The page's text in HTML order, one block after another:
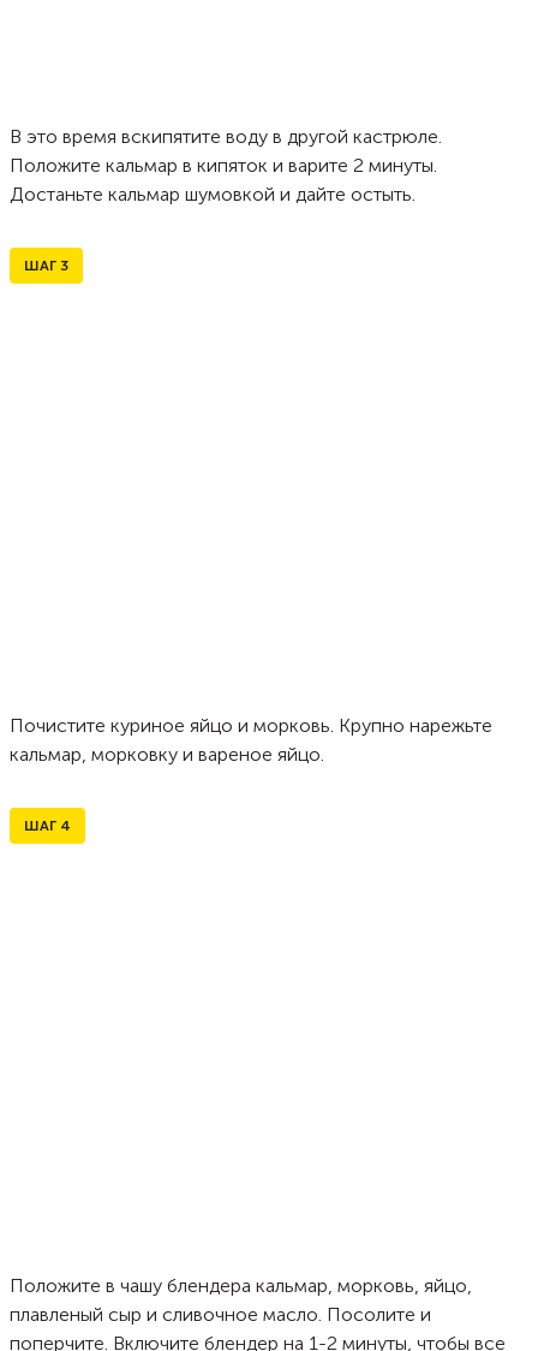
В это время вскипятите воду в другой кастрюле.
Положите кальмар в кипяток и варите 2 минуты.
Достаньте кальмар шумовкой и дайте остыть.
ШАГ 3
Почистите куриное яйцо и морковь. Крупно нарежьте
кальмар, морковку и вареное яйцо.
ШАГ 4
Положите в чашу блендера кальмар, морковь, яйцо,
плавленый сыр и сливочное масло. Посолите и
поперчите. Включите блендер на 1-2 минуты, чтобы все